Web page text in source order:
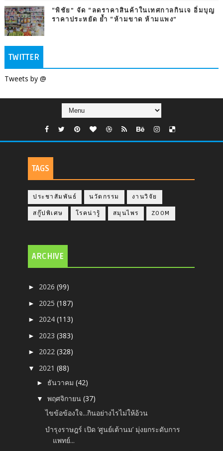
“พิชัย” จัด “ลดราคาสินค้าในเทศกาลกินเจ อิ่มบุญ
ราคาประหยัด ย้ำ “ห้ามขาด ห้ามแพง”
TWITTER
Tweets by @
TAGS
ประชาสัมพันธ์ นวัตกรรม งานวิจัย
สกู๊ปพิเศษ โรคน่ารู้ สมุนไพร ZOOM
ARCHIVE
► 2026(99)
► 2025(187)
► 2024(113)
► 2023(383)
► 2022(328)
▼ 2021(88)
► ธันวาคม(42)
▼พฤศจิกายน(37)
ไขข้อข้องใจ...กินอย่างไรไม่ให้อ้วน
บำรุงราษฎร์ เปิด ‘ศูนย์เต้านม’ มุ่งยกระดับการ
แพทย์...